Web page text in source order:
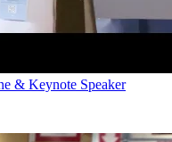
& Keynote Speaker